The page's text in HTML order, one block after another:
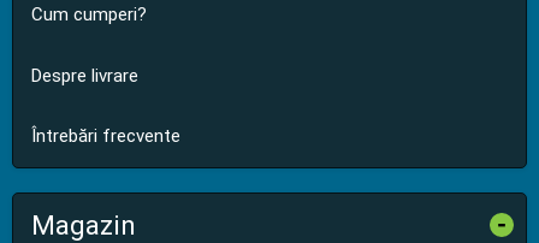
Cum cumperi?
Despre livrare
Întrebări frecvente
Magazin -